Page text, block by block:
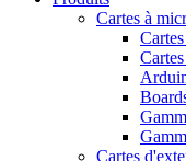
Cartes à
Cartes